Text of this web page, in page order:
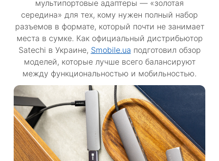
мультипортовые адаптеры — «золотая
середина» для тех, кому нужен полный набор
разъемов в формате, который почти не занимает
места в сумке. Как официальный дистрибьютор
Satechi в Украине, Smobile.ua подготовил обзор
моделей, которые лучше всего балансируют
между функциональностью и мобильностью.